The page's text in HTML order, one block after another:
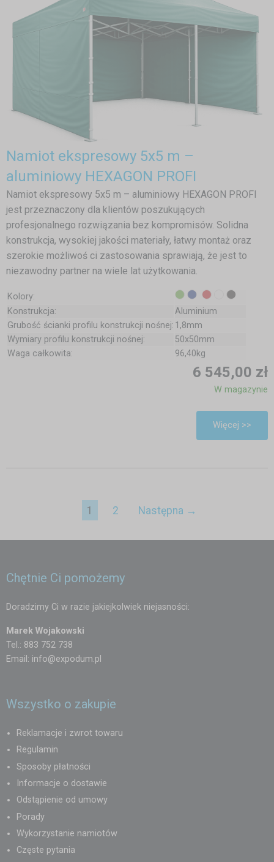
Namiot ekspresowy 5x5 m –
aluminiowy HEXAGON PROFI
Namiot ekspresowy 5x5 m – aluminiowy HEXAGON PROFI
jest przeznaczony dla klientów poszukujących
profesjonalnego rozwiązania bez kompromisów. Solidna
konstrukcja, wysokiej jakości materiały, łatwy montaż oraz
szerokie możliwoś ci zastosowania sprawiają, że jest to
niezawodny partner na wiele lat użytkowania.
Kolory:
Konstrukcja:
Aluminium
Grubość ścianki profilu konstrukcji nośnej: 1,8mm
Wymiary profilu konstrukcji nośnej:
50x50mm
Waga całkowita:
96,40kg
6 545,00 zł
W magazynie
Więcej >>
1 2 Następna →
Chętnie Ci pomożemy
Doradzimy Ci w razie jakiejkolwiek niejasności:
Marek Wojakowski
Tel.: 883 752 738
Email: info@expodum.pl
Wszystko o zakupie
Reklamacje i zwrot towaru
Regulamin
Sposoby płatności
Informacje o dostawie
Odstąpienie od umowy
Porady
Wykorzystanie namiotów
Częste pytania